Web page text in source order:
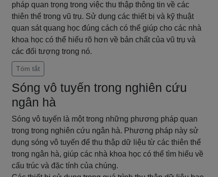
pháp quan trọng trong việc thu thập thông tin về các
thiên thể trong vũ trụ. Sử dụng các thiết bị và kỹ thuật
quan sát quang học đúng cách có thể giúp cho các nhà
khoa học có thể hiểu rõ hơn về bản chất của vũ trụ và
các đối tượng trong nó.
Tóm tắt
Sóng vô tuyến trong nghiên cứu
ngân hà
Sóng vô tuyến là một trong những phương pháp quan
trọng trong nghiên cứu ngân hà. Phương pháp này sử
dụng sóng vô tuyến để thu thập dữ liệu từ các thiên thể
trong ngân hà, giúp các nhà khoa học có thể tìm hiểu về
cấu trúc và đặc tính của chúng.